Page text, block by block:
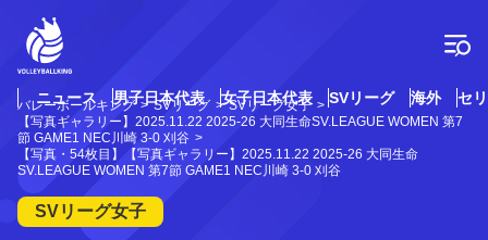
テ
ツ
プ
ニュース 男子日本代表 女子日本代表 SVリーグ 海外 セ
バレーボールキング SVリーグ
SVリーグ女子
【写真ギャラリー】2025.11.22 2025-26 大同生命SV.LEAGUE WOMEN 第7
節 GAME1 NEC川崎 3-0 刈谷
【写真・54枚目】【写真ギャラリー】2025.11.22 2025-26 大同生命
SV.LEAGUE WOMEN 第7節 GAME1 NEC川崎 3-0 刈谷
SVリーグ女子